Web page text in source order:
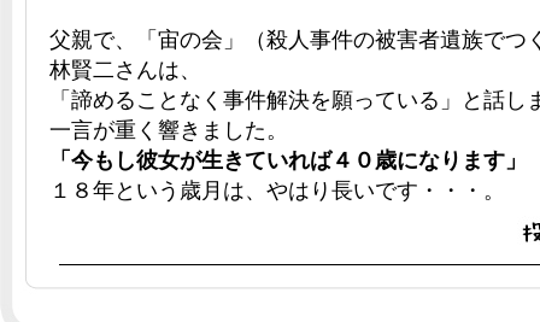
父親で、「宙の会」（殺人事件の被害者遺族でつ
林賢二さんは、
「諦めることなく事件解決を願っている」と話し
一言が重く響きました。
「今もし彼女が生きていれば４０歳になります」
１８年という歳月は、やはり長いです・・・。